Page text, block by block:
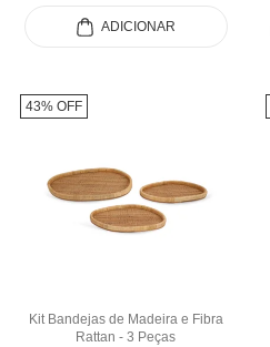
ADICIONAR
Kit Bandejas de Madeira e Fibra
Rattan - 3 Peças
43% OFF